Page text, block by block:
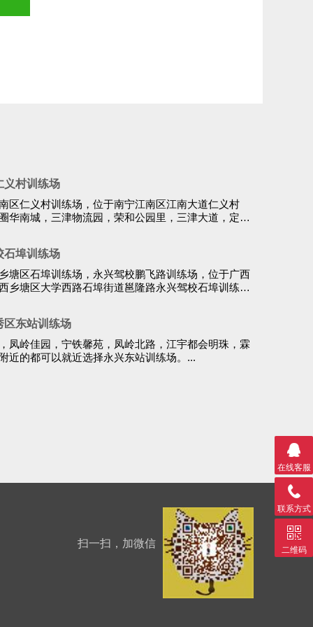
义村训练场
仁义村训练场，位于南宁江南区江南大道仁义村
华南城，三津物流园，荣和公园里，三津大道，定秋
石埠训练场
区石埠训练场，永兴驾校鹏飞路训练场，位于广西
乡塘区大学西路石埠街道邕隆路永兴驾校石埠训练
区东站训练场
凤岭佳园，宁铁馨苑，凤岭北路，江宇都会明珠，霖
近的都可以就近选择永兴东站训练场。...
扫一扫，加微信
在线客服
联系方式
二维码